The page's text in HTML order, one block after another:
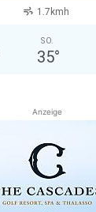
1.7kmh
SO.
35°
Anzeige